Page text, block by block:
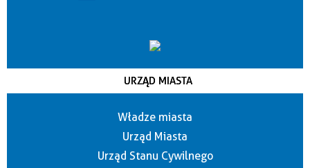
URZĄD MIASTA
Władze miasta
Urząd Miasta
Urząd Stanu Cywilnego